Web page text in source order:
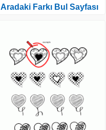
Aradaki Farkı Bul Sayfası